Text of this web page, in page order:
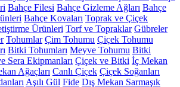
Bahçe Filesi Bahçe Gizleme Ağları Bahçe
Bahçe Kovaları Toprak ve Çiçek
Ürünleri Torf ve Topraklar Gübreler
Tohumlar Çim Tohumu Çiçek Tohumu
Bitki Tohumları Meyve Tohumu Bitki
Sera Ekipmanları Çiçek ve Bitki İç Mekan
Ağaçları Canlı Çiçek Çiçek Soğanları
Aşılı Gül Fide Dış Mekan Sarmaşık